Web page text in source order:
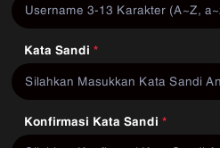
Kata Sandi *
Konfirmasi Kata Sandi *